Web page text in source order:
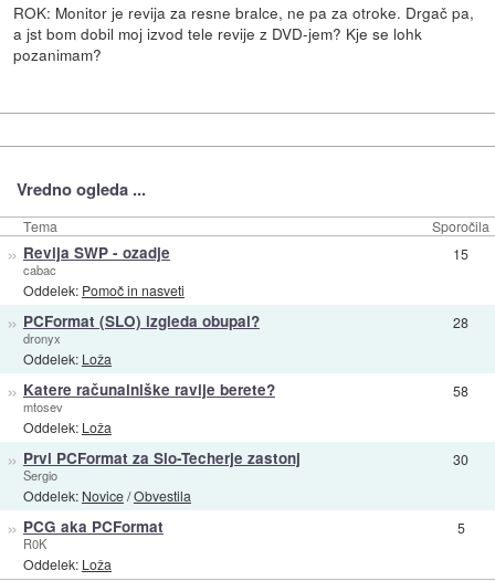
ROK: Monitor je revija za resne bralce, ne pa za otroke. Drgač pa,
a jst bom dobil moj izvod tele revije z DVD-jem? Kje se lohk
pozanimam?
Vredno ogleda ...
Tema Sporočila
» Revija SWP - ozadje
cabac
Oddelek: Pomoč in nasveti
15
» PCFormat (SLO) izgleda obupal?
dronyx
Oddelek: Loža
28
» Katere računalniške ravije berete?
mtosev
Oddelek: Loža
58
» Prvi PCFormat za Slo-Techerje zastonj
Sergio
Oddelek: Novice/Obvestila
30
» PCG aka PCFormat
R0K
Oddelek: Loža
5